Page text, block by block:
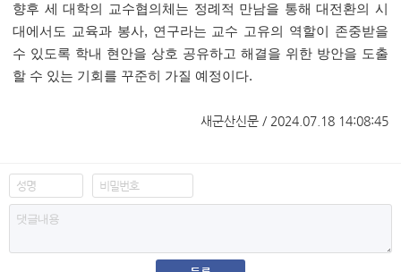
향후 세 대학의 교수협의체는 정례적 만남을 통해 대전환의 시
대에서도 교육과 봉사, 연구라는 교수 고유의 역할이 존중받을
수 있도록 학내 현안을 상호 공유하고 해결을 위한 방안을 도출
할 수 있는 기회를 꾸준히 가질 예정이다.
새군산신문 / 2024.07.18 14:08:45